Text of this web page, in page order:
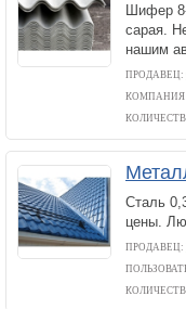
Шифер
сарая.
нашим
ПРОДАВЕЦ:
КОМПАНИЯ
Сталь
цены.
ПРОДАВЕЦ: